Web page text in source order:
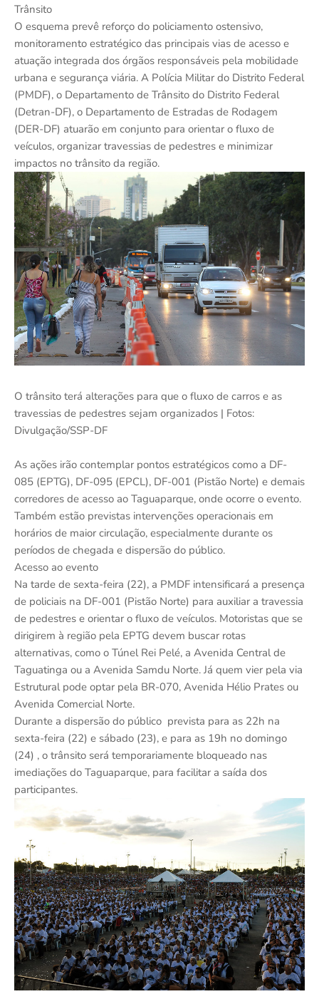
Trânsito
O esquema prevê reforço do policiamento ostensivo,
monitoramento estratégico das principais vias de acesso e
atuação integrada dos órgãos responsáveis pela mobilidade
urbana e segurança viária. A Polícia Militar do Distrito Federal
(PMDF), o Departamento de Trânsito do Distrito Federal
(Detran-DF), o Departamento de Estradas de Rodagem
(DER-DF) atuarão em conjunto para orientar o fluxo de
veículos, organizar travessias de pedestres e minimizar
impactos no trânsito da região.
O trânsito terá alterações para que o fluxo de carros e as
travessias de pedestres sejam organizados | Fotos:
Divulgação/SSP-DF
As ações irão contemplar pontos estratégicos como a DF-
085 (EPTG), DF-095 (EPCL), DF-001 (Pistão Norte) e demais
corredores de acesso ao Taguaparque, onde ocorre o evento.
Também estão previstas intervenções operacionais em
horários de maior circulação, especialmente durante os
períodos de chegada e dispersão do público.
Acesso ao evento
Na tarde de sexta-feira (22), a PMDF intensificará a presença
de policiais na DF-001 (Pistão Norte) para auxiliar a travessia
de pedestres e orientar o fluxo de veículos. Motoristas que se
dirigirem à região pela EPTG devem buscar rotas
alternativas, como o Túnel Rei Pelé, a Avenida Central de
Taguatinga ou a Avenida Samdu Norte. Já quem vier pela via
Estrutural pode optar pela BR-070, Avenida Hélio Prates ou
Avenida Comercial Norte.
Durante a dispersão do público prevista para as 22h na
sexta-feira (22) e sábado (23), e para as 19h no domingo
(24) , o trânsito será temporariamente bloqueado nas
imediações do Taguaparque, para facilitar a saída dos
participantes.